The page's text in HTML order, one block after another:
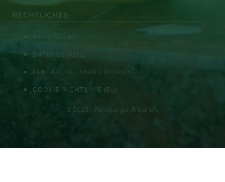
RECHTLICHES
IMPRESSUM
DATENSCHUTZ
ERKLÄRUNG BARRIEREFREIHEIT
COOKIE-RICHTLINIE (EU)
© 2023 - Flensburger-Friedhöfe